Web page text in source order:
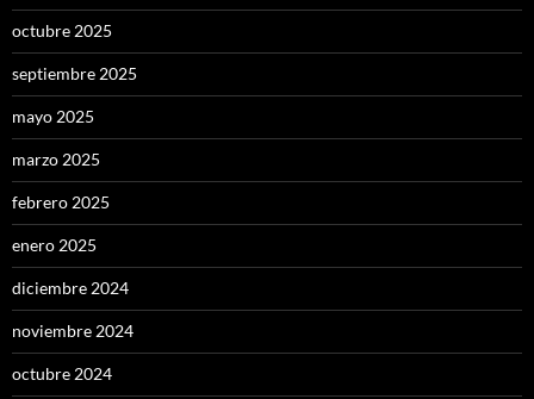
octubre 2025
septiembre 2025
mayo 2025
marzo 2025
febrero 2025
enero 2025
diciembre 2024
noviembre 2024
octubre 2024